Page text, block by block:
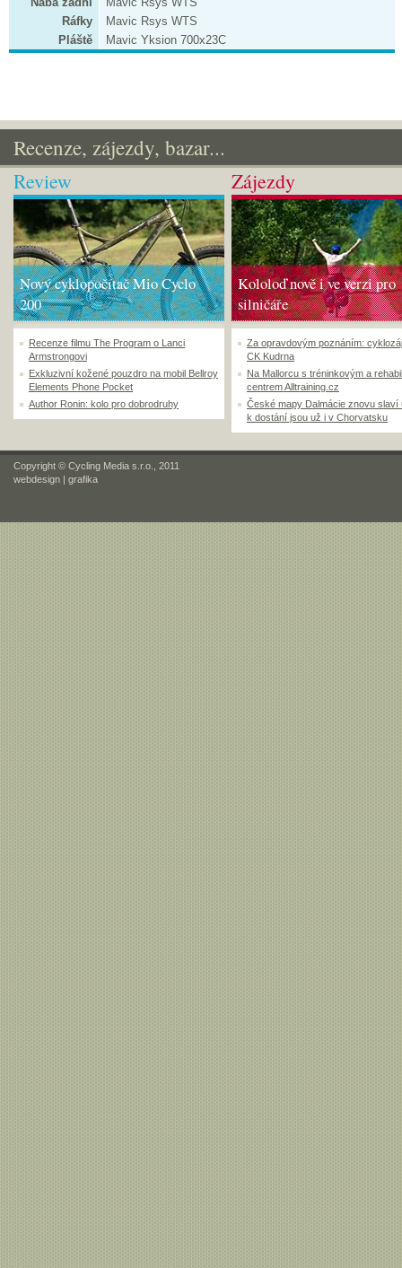
Ráfky
Mavic Rsys WTS
Pláště
Mavic Yksion 700x23C
Recenze, zájezdy, bazar...
Review
Nový cyklopočítač Mio Cyclo
200
Recenze filmu The Program o Lanci
Armstrongovi
Exkluzivní kožené pouzdro na mobil Bellroy
Elements Phone Pocket
Author Ronin: kolo pro dobrodruhy
Zájezdy
Kololoď nově i ve verzi pro
silničáře
Za opravdovým poznáním:
CK Kudrna
Na Mallorcu s tréninkovým a
centrem Alltraining.cz
České mapy Dalmácie znovu slaví
k dostání jsou už i v Chorvatsku
Copyright © Cycling Media s.r.o., 2011
webdesign | grafika